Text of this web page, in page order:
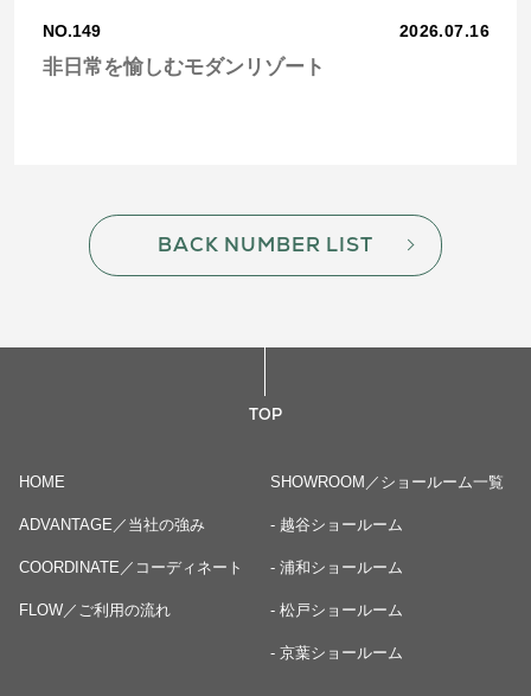
NO.149 2026.07.16
非日常を愉しむモダンリゾート
BACK NUMBER LIST
TOP
HOME
ADVANTAGE／当社の強み
COORDINATE／コーディネート
FLOW／ご利用の流れ
SHOWROOM／ショールーム一覧
- 越谷ショールーム
- 浦和ショールーム
- 松戸ショールーム
- 京葉ショールーム